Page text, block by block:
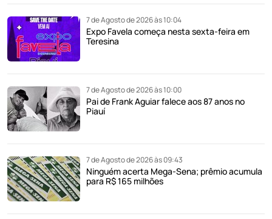
7 de Agosto de 2026 às 10:04
Expo Favela começa nesta sexta-feira em
Teresina
7 de Agosto de 2026 às 10:00
Pai de Frank Aguiar falece aos 87 anos no
Piauí
7 de Agosto de 2026 às 09:43
Ninguém acerta Mega-Sena; prêmio acumula
para R$ 165 milhões